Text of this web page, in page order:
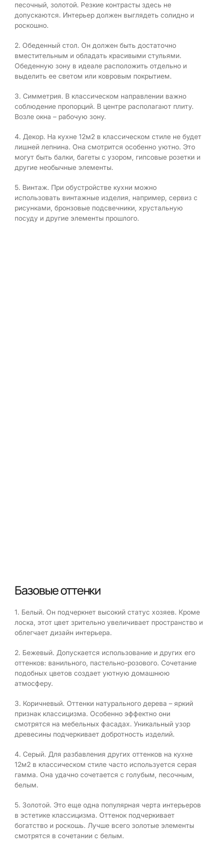
песочный, золотой. Резкие контрасты здесь не
допускаются. Интерьер должен выглядеть солидно и
роскошно.
2. Обеденный стол. Он должен быть достаточно
вместительным и обладать красивыми стульями.
Обеденную зону в идеале расположить отдельно и
выделить ее светом или ковровым покрытием.
3. Симметрия. В классическом направлении важно
соблюдение пропорций. В центре располагают плиту.
Возле окна – рабочую зону.
4. Декор. На кухне 12м2 в классическом стиле не будет
лишней лепнина. Она смотрится особенно уютно. Это
могут быть балки, багеты с узором, гипсовые розетки и
другие необычные элементы.
5. Винтаж. При обустройстве кухни можно
использовать винтажные изделия, например, сервиз с
рисунками, бронзовые подсвечники, хрустальную
посуду и другие элементы прошлого.
Базовые оттенки
1. Белый. Он подчеркнет высокий статус хозяев. Кроме
лоска, этот цвет зрительно увеличивает пространство и
облегчает дизайн интерьера.
2. Бежевый. Допускается использование и других его
оттенков: ванильного, пастельно-розового. Сочетание
подобных цветов создает уютную домашнюю
атмосферу.
3. Коричневый. Оттенки натурального дерева – яркий
признак классицизма. Особенно эффектно они
смотрятся на мебельных фасадах. Уникальный узор
древесины подчеркивает добротность изделий.
4. Серый. Для разбавления других оттенков на кухне
12м2 в классическом стиле часто используется серая
гамма. Она удачно сочетается с голубым, песочным,
белым.
5. Золотой. Это еще одна популярная черта интерьеров
в эстетике классицизма. Оттенок подчеркивает
богатство и роскошь. Лучше всего золотые элементы
смотрятся в сочетании с белым.